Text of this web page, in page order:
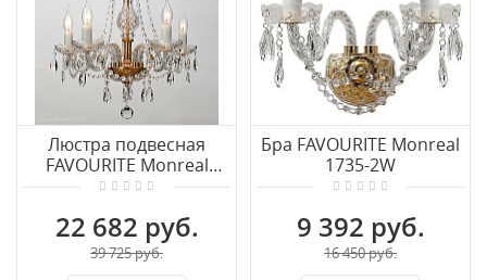
Люстра подвесная
FAVOURITE Monreal
1735-5P
22 682 руб.
39 725 руб.
Бра FAVOURITE Monreal
1735-2W
9 392 руб.
16 450 руб.